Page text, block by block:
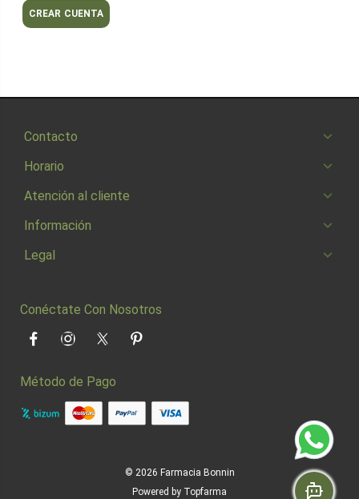
CREAR CUENTA
Contacto
Horario
Atención al cliente
Información
Legal
Conéctate Con Nosotros
FacebookInstagramTwitter Pinterest
Método de Pago
© 2026 Farmacia Bonnin
Powered by Topfarma